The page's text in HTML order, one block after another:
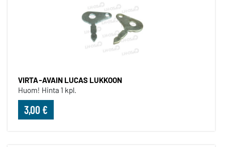
VIRTA-AVAIN LUCAS LUKKOON
Huom! Hinta 1 kpl.
3,00 €